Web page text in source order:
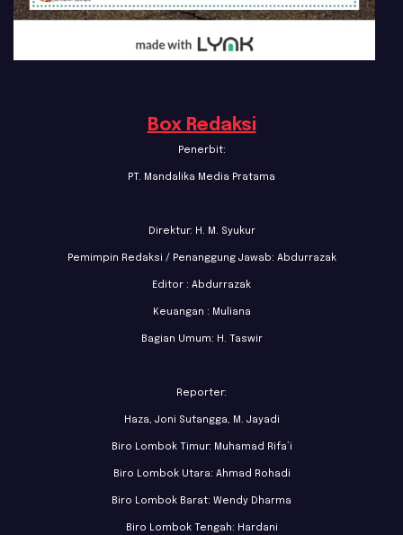
Box Redaksi
Penerbit:
PT. Mandalika Media Pratama
Direktur: H. M. Syukur
Pemimpin Redaksi / Penanggung Jawab: Abdurrazak
Editor : Abdurrazak
Keuangan : Muliana
Bagian Umum: H. Taswir
Reporter:
Haza, Joni Sutangga, M. Jayadi
Biro Lombok Timur: Muhamad Rifa’i
Biro Lombok Utara: Ahmad Rohadi
Biro Lombok Barat: Wendy Dharma
Biro Lombok Tengah: Hardani